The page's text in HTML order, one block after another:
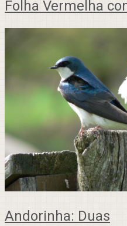
Folha Vermelha
Andorinha: Duas